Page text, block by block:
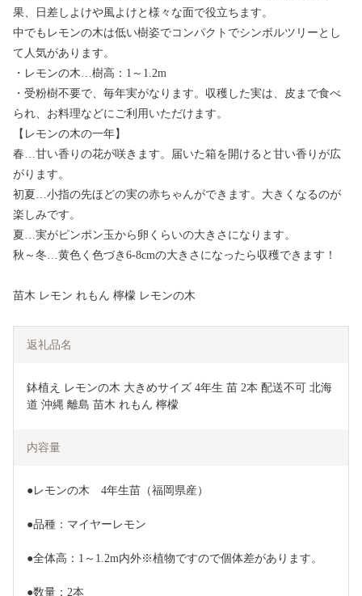
果、日差しよけや風よけと様々な面で役立ちます。
中でもレモンの木は低い樹姿でコンパクトでシンボルツリーとし
て人気があります。
・レモンの木…樹高：1～1.2m
・受粉樹不要で、毎年実がなります。収穫した実は、皮まで食べ
られ、お料理などにご利用いただけます。
【レモンの木の一年】
春…甘い香りの花が咲きます。届いた箱を開けると甘い香りが広
がります。
初夏…小指の先ほどの実の赤ちゃんができます。大きくなるのが
楽しみです。
夏…実がピンポン玉から卵くらいの大きさになります。
秋～冬…黄色く色づき6-8cmの大きさになったら収穫できます！
苗木 レモン れもん 檸檬 レモンの木
返礼品名
鉢植え レモンの木 大きめサイズ 4年生 苗 2本 配送不可 北海
道 沖縄 離島 苗木 れもん 檸檬
内容量
●レモンの木　4年生苗（福岡県産）
●品種：マイヤーレモン
●全体高：1～1.2m内外※植物ですので個体差があります。
●数量：2本